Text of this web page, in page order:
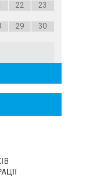
22 23
29 30
місцевого